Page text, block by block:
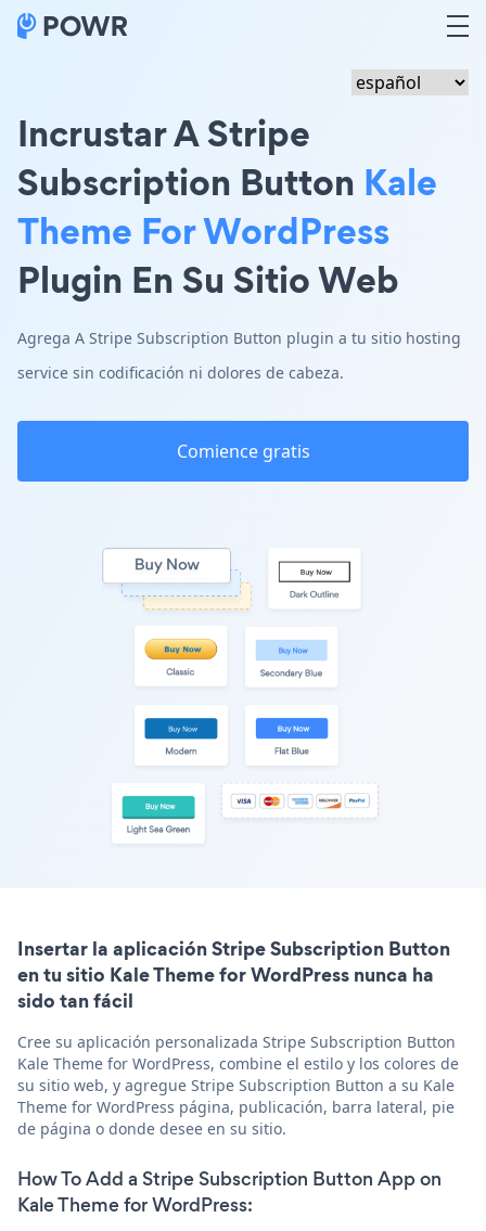
Incrustar A Stripe
Subscription Button Kale
Theme For WordPress
Plugin En Su Sitio Web
Agrega A Stripe Subscription Button plugin a tu sitio hosting
service sin codificación ni dolores de cabeza.
Comience gratis
Insertar la aplicación Stripe Subscription Button
en tu sitio Kale Theme for WordPress nunca ha
sido tan fácil
Cree su aplicación personalizada Stripe Subscription Button
Kale Theme for WordPress, combine el estilo y los colores de
su sitio web, y agregue Stripe Subscription Button a su Kale
Theme for WordPress página, publicación, barra lateral, pie
de página o donde desee en su sitio.
How To Add a Stripe Subscription Button App on
Kale Theme for WordPress: